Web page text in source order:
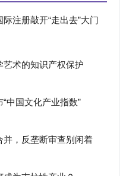
际注册敲开“走出去”大门
艺术的知识产权保护
“中国文化产业指数”
并，反垄断审查别闲着